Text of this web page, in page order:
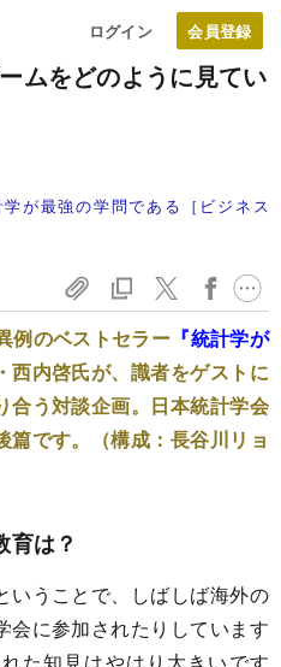
ログイン
ムをどのように見てい
が最強の学問である［ビジネス
例のベストセラー 『統計学が
西内啓氏が、識者をゲストに
合う対談企画。日本統計学会
です。（構成：長谷川リョ
育は？
うことで、しばしば海外の
会に参加されたりしています